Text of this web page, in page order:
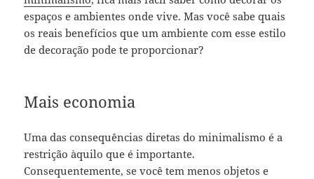
espaços e ambientes onde vive. Mas você sabe quais
os reais benefícios que um ambiente com esse estilo
de decoração pode te proporcionar?
Mais economia
Uma das consequências diretas do minimalismo é a
restrição àquilo que é importante.
Consequentemente, se você tem menos objetos e